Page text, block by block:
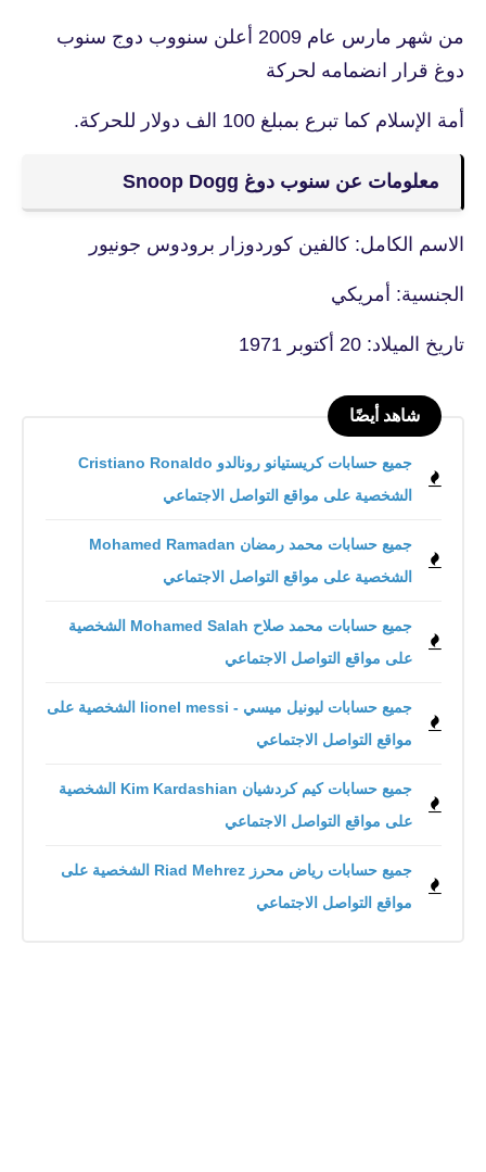
من شهر مارس عام 2009 أعلن سنووب دوج سنوب
دوغ قرار انضمامه لحركة
أمة الإسلام كما تبرع بمبلغ 100 الف دولار للحركة.
معلومات عن سنوب دوغ Snoop Dogg
الاسم الكامل: كالفين كوردوزار برودوس جونيور
الجنسية: أمريكي
تاريخ الميلاد: 20 أكتوبر 1971
شاهد أيضًا
جميع حسابات كريستيانو رونالدو Cristiano Ronaldo
الشخصية على مواقع التواصل الاجتماعي
جميع حسابات محمد رمضان Mohamed Ramadan
الشخصية على مواقع التواصل الاجتماعي
جميع حسابات محمد صلاح Mohamed Salah الشخصية
على مواقع التواصل الاجتماعي
جميع حسابات ليونيل ميسي - lionel messi الشخصية على
مواقع التواصل الاجتماعي
جميع حسابات كيم كردشيان Kim Kardashian الشخصية
على مواقع التواصل الاجتماعي
جميع حسابات رياض محرز Riad Mehrez الشخصية على
مواقع التواصل الاجتماعي